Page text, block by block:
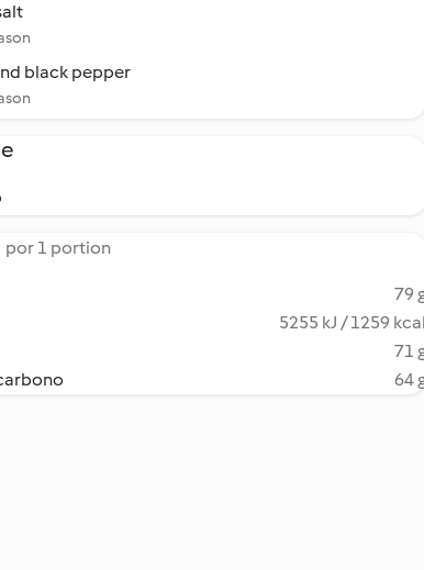
black pepper
por 1 portion
79
5255 kJ / 1259 kcal
71
64